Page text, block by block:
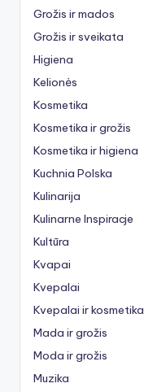
Grožis ir mados
Grožis ir sveikata
Higiena
Kelionės
Kosmetika
Kosmetika ir grožis
Kosmetika ir higiena
Kuchnia Polska
Kulinarija
Kulinarne Inspiracje
Kultūra
Kvapai
Kvepalai
Kvepalai ir kosmetika
Mada ir grožis
Moda ir grožis
Muzika